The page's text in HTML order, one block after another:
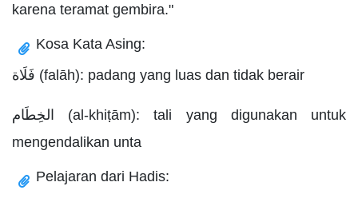
karena teramat gembira."
Kosa Kata Asing:
فَلَاة (falāh): padang yang luas dan tidak berair
الخِطَام (al-khiṭām): tali yang digunakan untuk
mengendalikan unta
Pelajaran dari Hadis: